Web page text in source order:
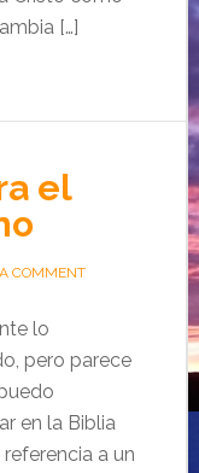
[…]
el
COMMENT
lo
pero parece
en la Biblia
referencia a un